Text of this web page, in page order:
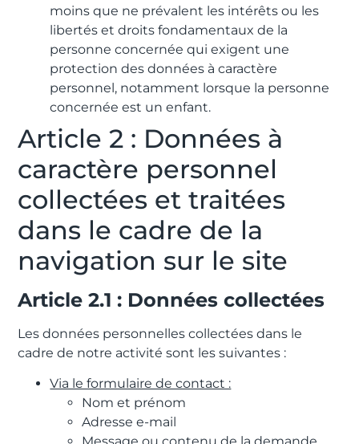
moins que ne prévalent les intérêts ou les
libertés et droits fondamentaux de la
personne concernée qui exigent une
protection des données à caractère
personnel, notamment lorsque la personne
concernée est un enfant.
Article 2 : Données à
caractère personnel
collectées et traitées
dans le cadre de la
navigation sur le site
Article 2.1 : Données collectées
Les données personnelles collectées dans le
cadre de notre activité sont les suivantes :
Via le formulaire de contact :
Nom et prénom
Adresse e-mail